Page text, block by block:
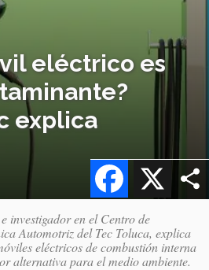
eléctrico es
explica
X
Facebook
investigador en el Centro de
Automotriz del Tec Toluca, explica
eléctricos de combustión interna
alternativa para el medio ambiente.